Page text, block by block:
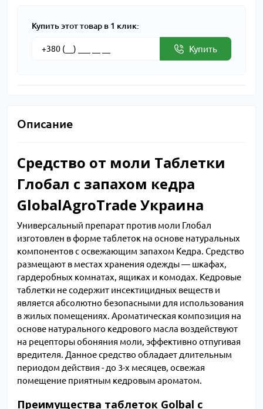
Купить этот товар в 1 клик:
Купить
Описание
Средство от моли Таблетки
Глобал с запахом кедра
GlobalAgroTrade Украина
Универсальный препарат против моли Глобал
изготовлен в форме таблеток на основе натуральных
компонентов с освежающим запахом Кедра. Средство
размещают в местах хранения одежды ― шкафах,
гардеробных комнатах, ящиках и комодах. Кедровые
таблетки не содержит инсектицидных веществ и
является абсолютно безопасными для использования
в жилых помещениях. Ароматическая композиция на
основе натурального кедрового масла воздействуют
на рецепторы обоняния моли, эффективно отпугивая
вредителя. Данное средство обладает длительным
периодом действия - до 3-х месяцев, освежая
помещение приятным кедровым ароматом.
Преимущества таблеток Golbal с